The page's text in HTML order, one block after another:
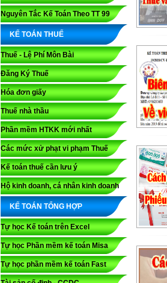
Nguyên Tắc Kế Toán Theo TT 99
KẾ TOÁN THUẾ
Thuế - Lệ Phí Môn Bài
Đăng Ký Thuế
Hóa đơn giấy
Thuế nhà thầu
Phần mềm HTKK mới nhất
Các mức xử phạt vi phạm Thuế
Kế toán thuế cần lưu ý
Hộ kinh doanh, cá nhân kinh doanh
KẾ TOÁN TỔNG HỢP
Tự học Kế toán trên Excel
Tự học Phần mềm kế toán Misa
Tự học phần mềm kế toán Fast